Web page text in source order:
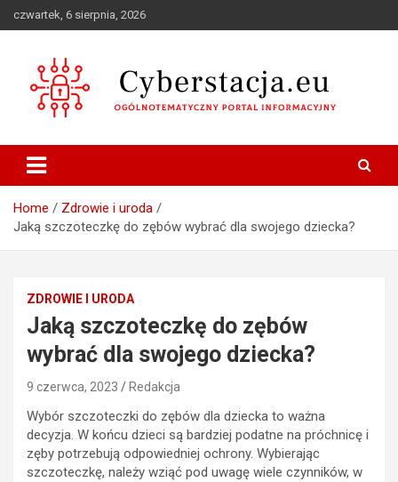
to
czwartek, 6 sierpnia, 2026
Cyberstacja.eu
Home
Zdrowie i uroda
Jaką szczoteczkę do zębów wybrać dla swojego dziecka?
ZDROWIE I URODA
Jaką szczoteczkę do zębów
wybrać dla swojego dziecka?
9 czerwca, 2023 Redakcja
Wybór szczoteczki do zębów dla dziecka to ważna
decyzja. W końcu dzieci są bardziej podatne na próchnicę i
zęby potrzebują odpowiedniej ochrony. Wybierając
szczoteczkę, należy wziąć pod uwagę wiele czynników, w